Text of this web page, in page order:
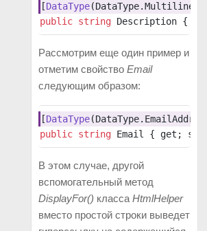
[DataType
public string Description {
Рассмотрим еще один пример и
отметим свойство Email
следующим образом:
[DataType
public string Email { get;
В этом случае, другой
вспомогательный метод
DisplayFor() класса HtmlHelper
вместо простой строки выведет